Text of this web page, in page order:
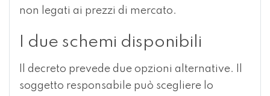
non legati ai prezzi di mercato.
I due schemi disponibili
Il decreto prevede due opzioni alternative. Il
soggetto responsabile può scegliere lo